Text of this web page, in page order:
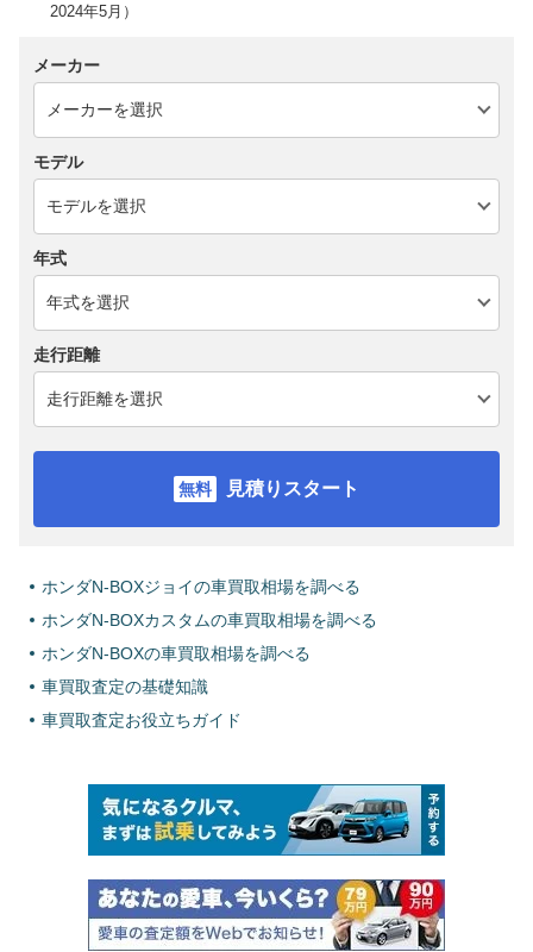
2024年5月）
メーカー
モデル
年式
走行距離
見積りスタート
ホンダN-BOXジョイの車買取相場を調べる
ホンダN-BOXカスタムの車買取相場を調べる
ホンダN-BOXの車買取相場を調べる
車買取査定の基礎知識
車買取査定お役立ちガイド